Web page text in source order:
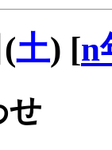
土) [n
せ